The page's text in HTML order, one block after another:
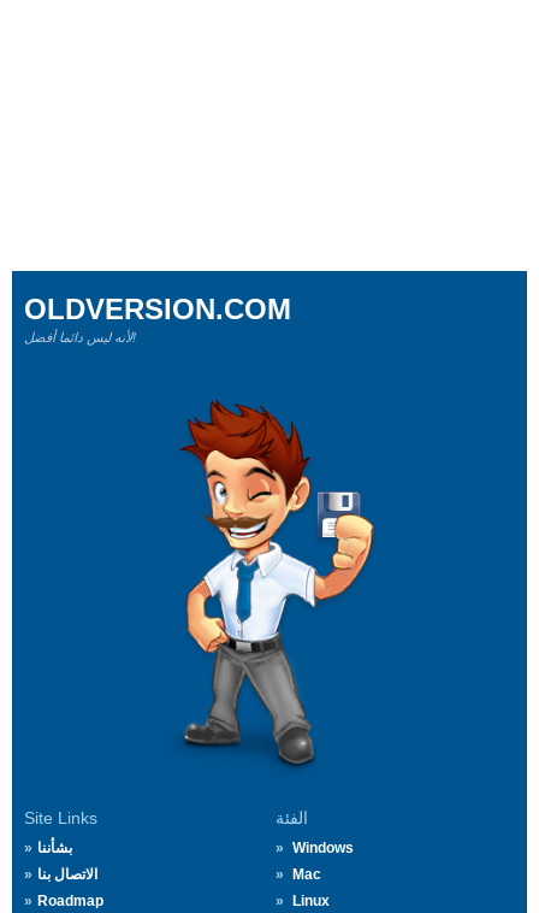
Site Links
بشأننا
الاتصال بنا
Roadmap
الفئة
Windows
Mac
Linux
OLDVERSION.COM
لأنه ليس دائما أفضل!